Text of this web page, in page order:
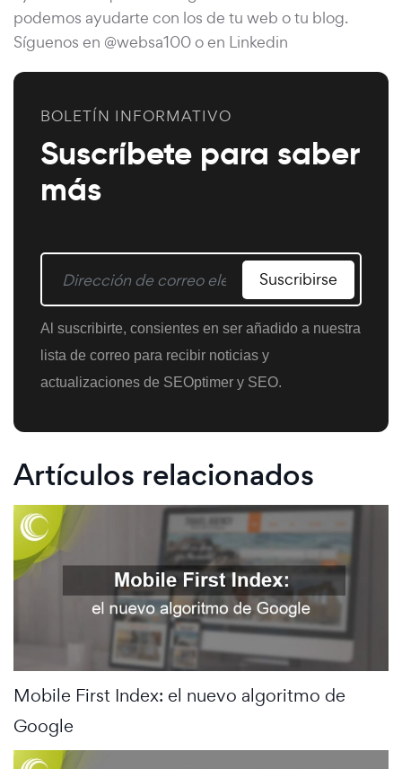
podemos ayudarte con los de tu web o tu blog.
Síguenos en @websa100 o en Linkedin
BOLETÍN INFORMATIVO
Suscríbete para saber
más
Suscribirse
Al suscribirte, consientes en ser añadido a nuestra
lista de correo para recibir noticias y
actualizaciones de SEOptimer y SEO.
Artículos relacionados
Mobile First Index: el nuevo algoritmo de
Google